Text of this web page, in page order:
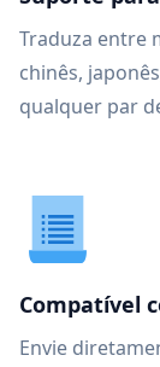
Traduza entre
chinês,
qualquer par
Compatível
Envie